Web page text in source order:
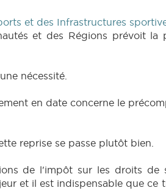
et des Infrastructures
et des Régions prévoit la
nécessité.
en date concerne le
reprise se passe plutôt bien.
de l'impôt sur les droits de
et il est indispensable que ce